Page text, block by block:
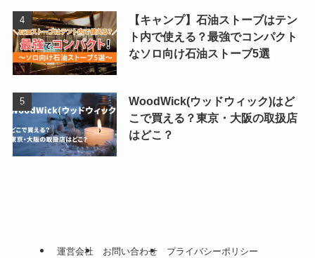
【キャンプ】石油ストーブはテン
ト内で使える？最強でコンパクト
なソロ向け石油ストーブ5選
WoodWick(ウッドウィック)はど
こで買える？東京・大阪の取扱店
はどこ？
運営会社 お問い合わせ プライバシーポリシー